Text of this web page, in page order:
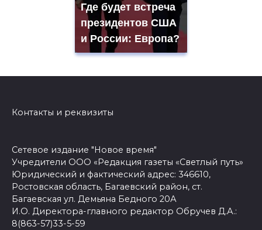
Где будет встреча
президентов США
и России: Европа?
Контакты и реквизиты
Сетевое издание "Новое время"
Учредители ООО «Редакция газеты «Светлый путь»
Юридический и фактический адрес: 346610,
Ростовская область, Багаевский район, ст.
Багаевская ул. Демьяна Бедного 20А
И.О. Директора-главного редактор Обручев Д.А.:
8(863-57)33-5-59